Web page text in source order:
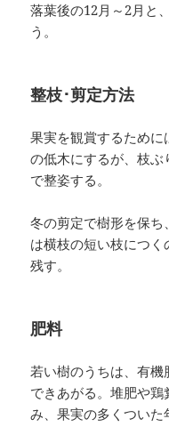
落葉後の12月～2月と
う。
整枝･剪定方法
果実を観賞するため
の低木にするが、枝
で整姿する。
冬の剪定で樹形を保
は横枝の短い枝につ
残す。
肥料
若い樹のうちは、有機
できあがる。堆肥や
み、果実の多くついた